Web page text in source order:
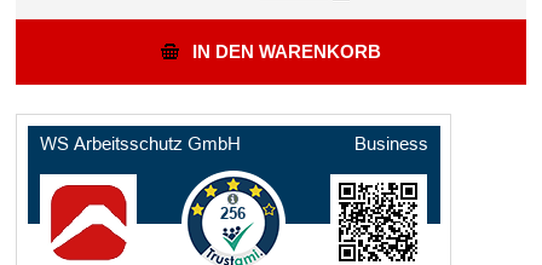
IN DEN WARENKORB